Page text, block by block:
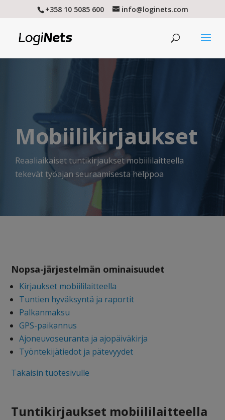
+358 10 5085 600 info@loginets.com
Mobiilikirjaukset
Reaaliaikaiset tuntikirjaukset mobiililaitteella
tekevät työajan seuraamisesta helppoa
Nopsa-järjestelmän ominaisuudet
Kirjaukset mobiililaitteella
Tuntien hyväksyntä ja raportit
Palkanmaksu
GPS-paikannus
Ajoneuvoseuranta ja ajopäiväkirja
Työntekijätiedot ja pätevyydet
Takaisin tuotesivulle
Tuntikirjaukset mobiililaitteella